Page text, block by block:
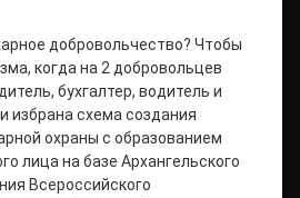
добровольчество? Чтобы
когда на 2 добровольцев
бухгалтер, водитель и
избрана схема создания
охраны с образованием
лица на базе Архангельского
Всероссийского